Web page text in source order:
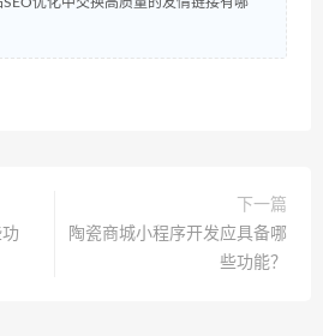
下一篇
陶瓷商城小程序开发应具备哪
些功能？